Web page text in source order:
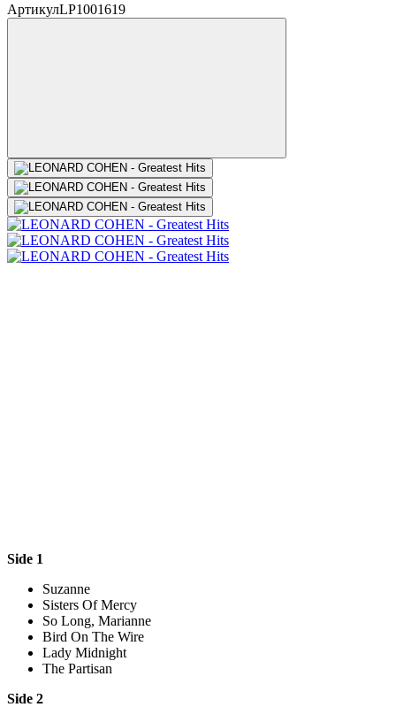
АртикулLP1001619
Side 1
Suzanne
Sisters Of Mercy
So Long, Marianne
Bird On The Wire
Lady Midnight
The Partisan
Side 2